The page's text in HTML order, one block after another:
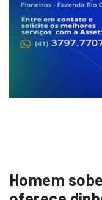
Homem